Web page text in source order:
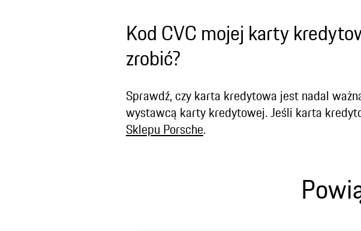
Kod CVC mojej karty
zrobić?
Sprawdź, czy karta kredytowa jest nadal
wystawcą karty kredytowej. Jeśli karta
Sklepu Porsche.